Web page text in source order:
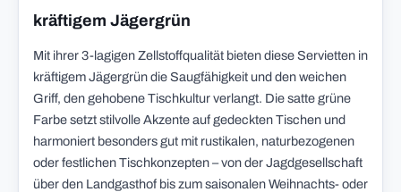
kräftigem Jägergrün
Mit ihrer 3-lagigen Zellstoffqualität bieten diese Servietten in
kräftigem Jägergrün die Saugfähigkeit und den weichen
Griff, den gehobene Tischkultur verlangt. Die satte grüne
Farbe setzt stilvolle Akzente auf gedeckten Tischen und
harmoniert besonders gut mit rustikalen, naturbezogenen
oder festlichen Tischkonzepten – von der Jagdgesellschaft
über den Landgasthof bis zum saisonalen Weihnachts- oder